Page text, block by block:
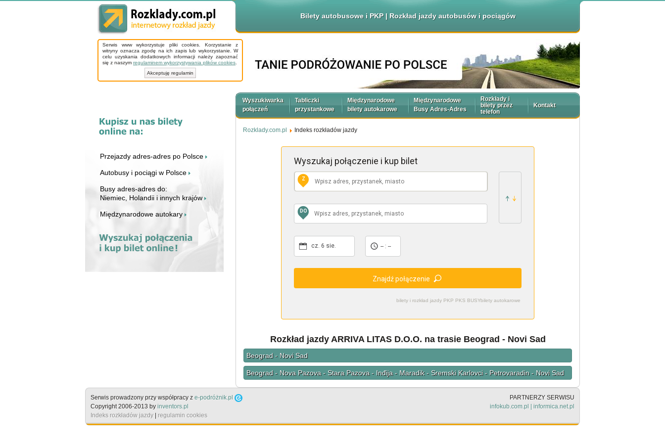
Bilety autobusowe i PKP | Rozkład jazdy autobusów i pociągów
Serwis www wykorzystuje pliki cookies. Korzystanie z
witryny oznacza zgodę na ich zapis lub wykorzystanie. W
celu uzyskania dodatkowych informacji należy zapoznać
się z naszym regulaminem wykorzystywania plików cookies
Akceptuję regulamin
Przejazdy adres-adres po Polsce
Autobusy i pociągi w Polsce
Busy adres-adres do:
Niemiec, Holandii i innych krajów
Międzynarodowe autokary
Wyszukiwarka
połączeń
Tabliczki
przystankowe
Międzynarodowe
bilety autokarowe
Międzynarodowe
Busy Adres-Adres
Rozkłady i
bilety przez
telefon
Kontakt
Rozklady.com.pl Indeks rozkładów jazdy
bilety i rozkład jazdy PKP PKS BUSYbilety autokarowe
Wyszukaj połączenie i kup bilet
Z
DO
cz. 6 sie. -- : --
Znajdź połączenie
Rozkład jazdy ARRIVA LITAS D.O.O. na trasie Beograd - Novi Sad
Beograd - Novi Sad
Beograd - Nova Pazova - Stara Pazova - Inđija - Maradik - Sremski Karlovci - Petrovaradin - Novi Sad
Serwis prowadzony przy współpracy z e-podróżnik.pl
Copyright 2006-2013 by inventors.pl
Indeks rozkładów jazdy
regulamin cookies
PARTNERZY SERWISU
infokub.com.pl
informica.net.pl